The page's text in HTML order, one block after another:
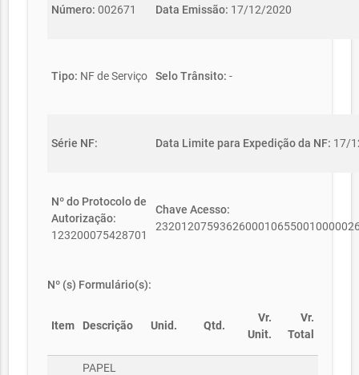
Número: 002671 Data Emissão: 17/12/2020
Tipo: NF de Serviço Selo Trânsito: -
Série NF: Data Limite para Expedição da NF: 17/
Nº do Protocolo de
Autorização:
123200075428701
Chave Acesso:
Nº (s) Formulário(s):
Item Descrição Unid. Qtd.
Vr.
Unit.
Vr.
Total
PAPEL